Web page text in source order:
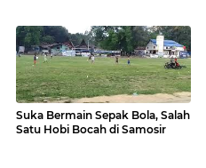
Suka Bermain Sepak Bola, Salah
Satu Hobi Bocah di Samosir